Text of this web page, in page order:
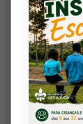
rumo ao Advento
📖 No final de
momento de
Todos são muito
Que Maria
acompanhem